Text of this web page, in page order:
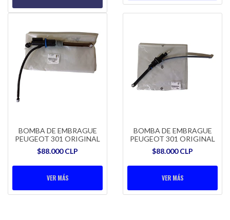
BOMBA DE EMBRAGUE
PEUGEOT 301 ORIGINAL
$88.000 CLP
VER MÁS
BOMBA DE EMBRAGUE
PEUGEOT 301 ORIGINAL
$88.000 CLP
VER MÁS